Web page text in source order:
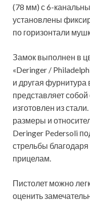
(78 мм) с 6-
установлены
по горизонтали
Замок выполнен в
«Deringer /
и другая
представляет собой
изготовлен из
размеры и
Deringer Pedersoli
стрельбы
прицелам.
Пистолет можно
оценить